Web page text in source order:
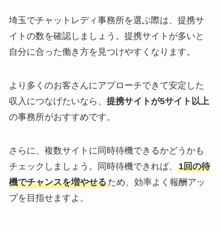
埼玉でチャットレディ事務所を選ぶ際は、提携サ
イトの数を確認しましょう。提携サイトが多いと
自分に合った働き方を見つけやすくなります。
より多くのお客さんにアプローチできて安定した
収入につなげたいなら、 提携サイトが5サイト以上
の事務所がおすすめです。
さらに、複数サイトに同時待機できるかどうかも
チェックしましょう。同時待機できれば、 1回の待
機でチャンスを増やせるため、効率よく報酬アッ
プを目指せますよ。